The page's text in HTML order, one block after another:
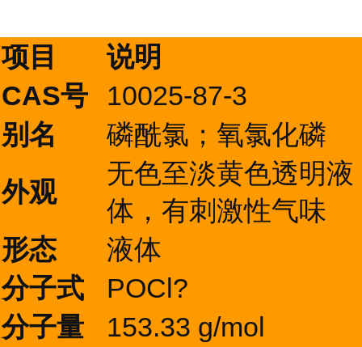
项目
说明
CAS号
10025-87-3
别名
磷酰氯；氧氯化磷
外观
无色至淡黄色透明液
体，有刺激性气味
形态
液体
分子式
POCl?
分子量
153.33 g/mol